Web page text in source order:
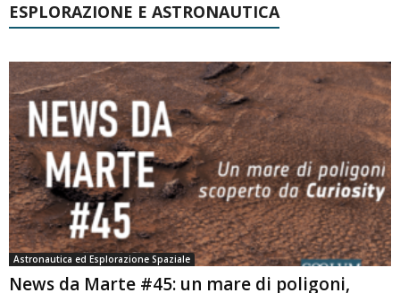
ESPLORAZIONE E ASTRONAUTICA
Astronautica ed Esplorazione Spaziale
News da Marte #45: un mare di poligoni,